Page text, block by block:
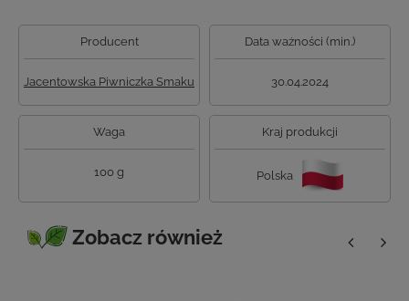
Producent
Jacentowska Piwniczka Smaku
Data ważności (min.)
30.04.2024
Waga
100 g
Kraj produkcji
Polska
Zobacz również